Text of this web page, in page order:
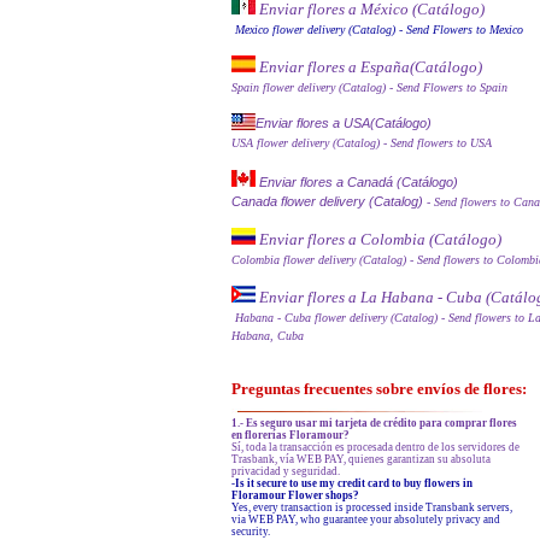
Enviar flores a México (Catálogo)
Mexico flower delivery (Catalog) - Send Flowers to Mexico
Enviar flores a España(Catálogo)
Spain flower delivery (Catalog) - Send Flowers to Spain
Enviar flores a USA(Catálogo)
USA flower delivery (Catalog) - Send flowers to USA
Enviar flores a Canadá (Catálogo)
Canada flower delivery (Catalog) - Send flowers to
Enviar flores a Colombia (Catálogo)
Colombia flower delivery (Catalog) - Send flowers to
Enviar flores a La Habana - Cuba
Habana - Cuba flower delivery (Catalog) - Send flowers to La
Habana, Cuba
Preguntas frecuentes sobre envíos de flores:
1.- Es seguro usar mi tarjeta de crédito para comprar flores
en florerías Floramour?
Sí, toda la transacción es procesada dentro de los servidores de
Trasbank, vía WEB PAY, quienes garantizan su absoluta
privacidad y seguridad.
-Is it secure to use my credit card to buy flowers in
Floramour Flower shops?
Yes, every transaction is processed inside Transbank servers,
via WEB PAY, who guarantee your absolutely privacy and
security.